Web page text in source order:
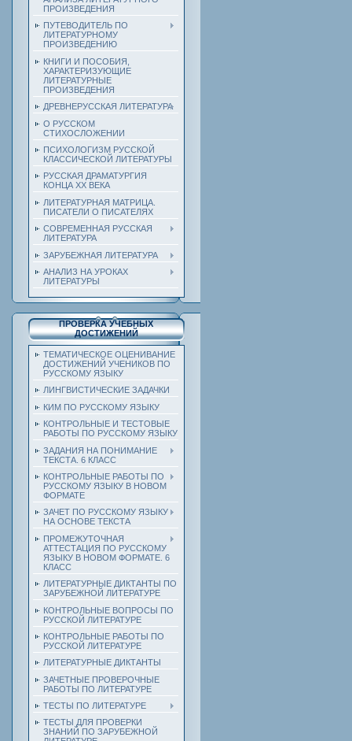
ПРОИЗВЕДЕНИЯ
ПУТЕВОДИТЕЛЬ ПО
ЛИТЕРАТУРНОМУ
ПРОИЗВЕДЕНИЮ
КНИГИ И ПОСОБИЯ,
ХАРАКТЕРИЗУЮЩИЕ
ЛИТЕРАТУРНЫЕ
ПРОИЗВЕДЕНИЯ
ДРЕВНЕРУССКАЯ ЛИТЕРАТУРА
О РУССКОМ
СТИХОСЛОЖЕНИИ
ПСИХОЛОГИЗМ РУССКОЙ
КЛАССИЧЕСКОЙ ЛИТЕРАТУРЫ
РУССКАЯ ДРАМАТУРГИЯ
КОНЦА ХХ ВЕКА
ЛИТЕРАТУРНАЯ МАТРИЦА.
ПИСАТЕЛИ О ПИСАТЕЛЯХ
СОВРЕМЕННАЯ РУССКАЯ
ЛИТЕРАТУРА
ЗАРУБЕЖНАЯ ЛИТЕРАТУРА
АНАЛИЗ НА УРОКАХ
ЛИТЕРАТУРЫ
ПРОВЕРКА УЧЕБНЫХ
ДОСТИЖЕНИЙ
ТЕМАТИЧЕСКОЕ ОЦЕНИВАНИЕ
ДОСТИЖЕНИЙ УЧЕНИКОВ ПО
РУССКОМУ ЯЗЫКУ
ЛИНГВИСТИЧЕСКИЕ ЗАДАЧКИ
КИМ ПО РУССКОМУ ЯЗЫКУ
КОНТРОЛЬНЫЕ И ТЕСТОВЫЕ
РАБОТЫ ПО РУССКОМУ ЯЗЫКУ
ЗАДАНИЯ НА ПОНИМАНИЕ
ТЕКСТА. 6 КЛАСС
КОНТРОЛЬНЫЕ РАБОТЫ ПО
РУССКОМУ ЯЗЫКУ В НОВОМ
ФОРМАТЕ
ЗАЧЕТ ПО РУССКОМУ ЯЗЫКУ
НА ОСНОВЕ ТЕКСТА
ПРОМЕЖУТОЧНАЯ
АТТЕСТАЦИЯ ПО РУССКОМУ
ЯЗЫКУ В НОВОМ ФОРМАТЕ. 6
КЛАСС
ЛИТЕРАТУРНЫЕ ДИКТАНТЫ ПО
ЗАРУБЕЖНОЙ ЛИТЕРАТУРЕ
КОНТРОЛЬНЫЕ ВОПРОСЫ ПО
РУССКОЙ ЛИТЕРАТУРЕ
КОНТРОЛЬНЫЕ РАБОТЫ ПО
РУССКОЙ ЛИТЕРАТУРЕ
ЛИТЕРАТУРНЫЕ ДИКТАНТЫ
ЗАЧЕТНЫЕ ПРОВЕРОЧНЫЕ
РАБОТЫ ПО ЛИТЕРАТУРЕ
ТЕСТЫ ПО ЛИТЕРАТУРЕ
ТЕСТЫ ДЛЯ ПРОВЕРКИ
ЗНАНИЙ ПО ЗАРУБЕЖНОЙ